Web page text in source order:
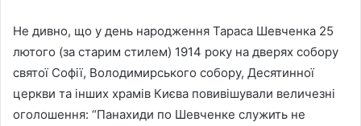
Не дивно, що у день народження Тараса Шевченка 25
лютого (за старим стилем) 1914 року на дверях собору
святої Софії, Володимирського собору, Десятинної
церкви та інших храмів Києва повивішували величезні
оголошення: “Панахиди по Шевченке служить не